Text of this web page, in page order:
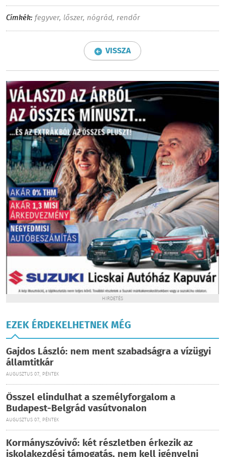
Címkék: fegyver, lőszer, nógrád, rendőr
VISSZA
HIRDETÉS
EZEK ÉRDEKELHETNEK MÉG
Gajdos László: nem ment szabadságra a vízügyi
államtitkár
AUGUSZTUS 07., PÉNTEK
Ősszel elindulhat a személyforgalom a
Budapest-Belgrád vasútvonalon
AUGUSZTUS 07., PÉNTEK
Kormányszóvivő: két részletben érkezik az